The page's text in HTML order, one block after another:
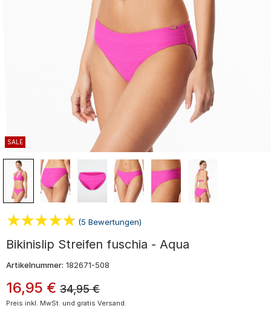
SALE
(5 Bewertungen)
Bikinislip Streifen fuschia - Aqua
Artikelnummer: 182671-508
16,95 € 34,95 €
Preis inkl. MwSt. und gratis Versand.